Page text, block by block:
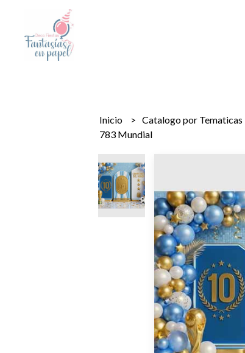
Inicio Catalogo por Tematicas
783 Mundial